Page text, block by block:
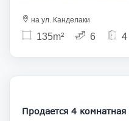
на ул. Канделаки
135m² 6 4